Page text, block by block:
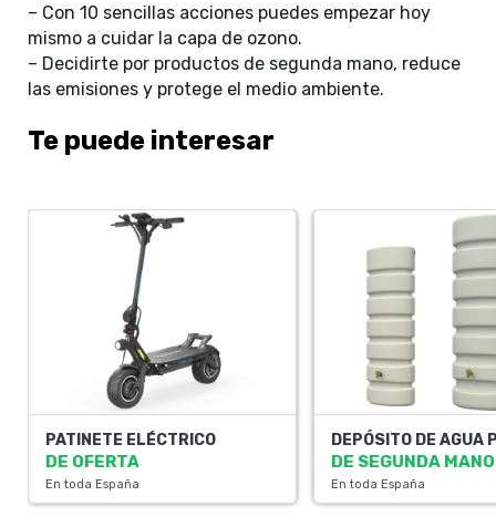
– Con 10 sencillas acciones puedes empezar hoy
mismo a cuidar la capa de ozono.
– Decidirte por productos de segunda mano, reduce
las emisiones y protege el medio ambiente.
Te puede interesar
PATINETE ELÉCTRICO
DE OFERTA
En toda España
DEPÓSITO DE AGUA
DE SEGUNDA MANO
En toda España